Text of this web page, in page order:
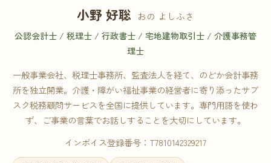
小野 好聡 おの よしふさ
公認会計士 / 税理士 / 行政書士 / 宅地建物取引士 / 介護事務管
理士
一般事業会社、税理士事務所、監査法人を経て、のどか会計事務
所を独立開業。介護・障がい福祉事業の経営者に寄り添ったサブ
スク税務顧問サービスを全国に提供しています。専門用語を使わ
ず、ご事業の言葉でお話しすることを大切にしています。
インボイス登録番号：T7810142329217